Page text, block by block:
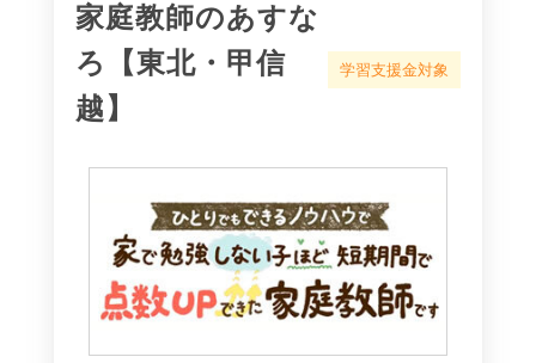
家庭教師のあすな
ろ【東北・甲信
越】
学習支援金対象